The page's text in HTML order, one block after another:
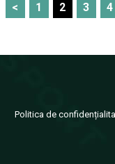
< 1 2 3 4
Politica de